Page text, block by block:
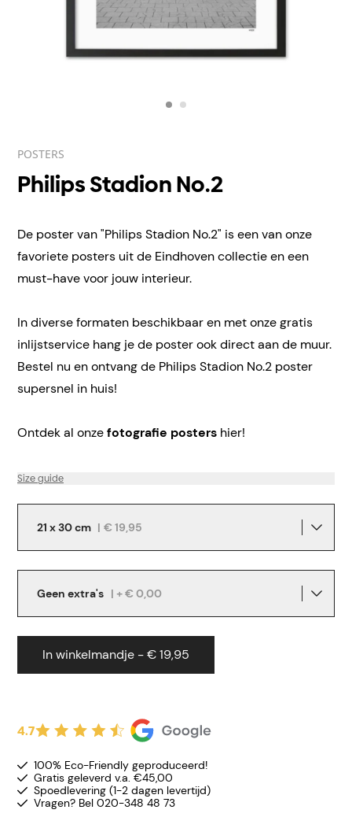
POSTERS
Philips Stadion No.2
De poster van "Philips Stadion No.2" is een van onze
favoriete posters uit de Eindhoven collectie en een
must-have voor jouw interieur.
In diverse formaten beschikbaar en met onze gratis
inlijstservice hang je de poster ook direct aan de muur.
Bestel nu en ontvang de Philips Stadion No.2 poster
supersnel in huis!
Ontdek al onzefotografie posters hier!
Size guide
21 x 30 cm | € 19,95
Geen extra's | + € 0,00
In winkelmandje - € 19,95
4.7
100% Eco-Friendly geproduceerd!
Gratis geleverd v.a. €45,00
Spoedlevering (1-2 dagen levertijd)
Vragen? Bel 020-348 48 73